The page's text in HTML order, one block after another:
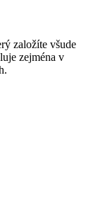
založíte všude
zejména v